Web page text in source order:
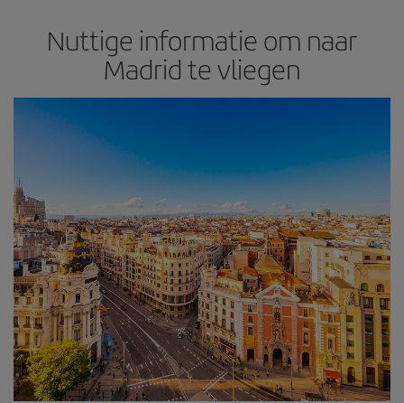
Nuttige informatie om naar
Madrid te vliegen